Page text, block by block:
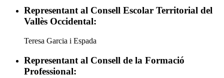
Representant al Consell Escolar Territorial del
Vallès Occidental:
Teresa Garcia i Espada
Representant al Consell de la Formació
Professional: